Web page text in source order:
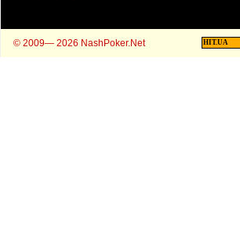
© 2009— 2026 NashPoker.Net HIT.UA